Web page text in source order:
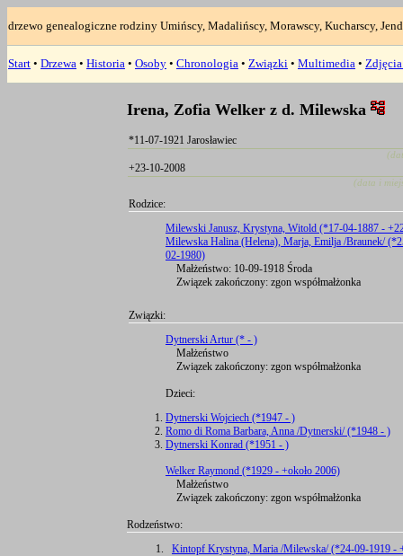
drzewo genealogiczne rodziny Umińscy, Madalińscy, Morawscy, Kucharscy,
Start • Drzewa • Historia • Osoby • Chronologia • Związki • Multimedia •
Irena, Zofia Welker z d. Milewska
*11-07-1921 Jarosławiec
+23-10-2008
(data i
Rodzice:
Milewski Janusz, Krystyna, Witold (*17-04-1887 -
Milewska Halina (Helena), Marja, Emilja /Braunek/
02-1980)
Małżeństwo: 10-09-1918 Środa
Związek zakończony: zgon współmałżonka
Związki:
Dytnerski Artur (* - )
Małżeństwo
Związek zakończony: zgon współmałżonka
Dzieci:
Dytnerski Wojciech (*1947 - )
Romo di Roma Barbara, Anna /Dytnerski/ (*1948 - )
Dytnerski Konrad (*1951 - )
Welker Raymond (*1929 - +około 2006)
Małżeństwo
Związek zakończony: zgon współmałżonka
Rodzeństwo:
1.
Kintopf Krystyna, Maria /Milewska/ (*24-09-1919 -